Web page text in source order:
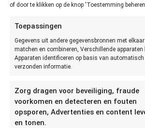
of door te klikken op de knop 'Toestemming
Toepassingen
Gegevens uit andere gegevensbronnen met elkaar
matchen en combineren, Verschillende apparaten
Apparaten identificeren op basis van automatisch
verzonden informatie.
Zorg dragen voor beveiliging, fraude
voorkomen en detecteren en fouten
opsporen, Advertenties en content
en tonen.
Geen bezoekadres
Kvk nummer: 50369768